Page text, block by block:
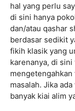
hal yang perlu
di sini hanya
dan/atau qashar
berdasar sedikit
fikih klasik yang
karenanya, di
masalah. Jika
banyak kiai alim